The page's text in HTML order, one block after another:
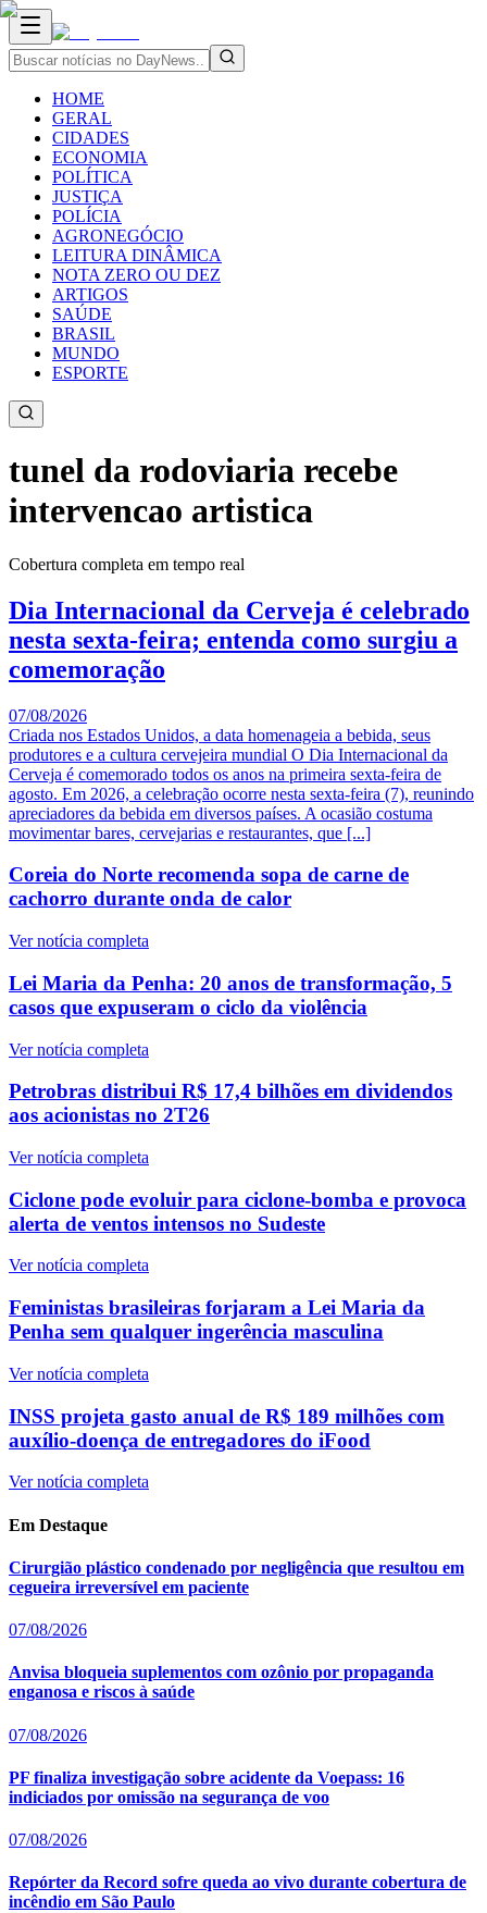
HOME
GERAL
CIDADES
ECONOMIA
POLÍTICA
JUSTIÇA
POLÍCIA
AGRONEGÓCIO
LEITURA DINÂMICA
NOTA ZERO OU DEZ
ARTIGOS
SAÚDE
BRASIL
MUNDO
ESPORTE
tunel da rodoviaria recebe
intervencao artistica
Cobertura completa em tempo real
Dia Internacional da Cerveja é celebrado
nesta sexta-feira; entenda como surgiu a
comemoração
07/08/2026
Criada nos Estados Unidos, a data homenageia a bebida, seus
produtores e a cultura cervejeira mundial O Dia Internacional da
Cerveja é comemorado todos os anos na primeira sexta-feira de
agosto. Em 2026, a celebração ocorre nesta sexta-feira (7), reunindo
apreciadores da bebida em diversos países. A ocasião costuma
movimentar bares, cervejarias e restaurantes, que [...]
Coreia do Norte recomenda sopa de carne de
cachorro durante onda de calor
Ver notícia completa
Lei Maria da Penha: 20 anos de transformação, 5
casos que expuseram o ciclo da violência
Ver notícia completa
Petrobras distribui R$ 17,4 bilhões em dividendos
aos acionistas no 2T26
Ver notícia completa
Ciclone pode evoluir para ciclone-bomba e provoca
alerta de ventos intensos no Sudeste
Ver notícia completa
Feministas brasileiras forjaram a Lei Maria da
Penha sem qualquer ingerência masculina
Ver notícia completa
INSS projeta gasto anual de R$ 189 milhões com
auxílio-doença de entregadores do iFood
Ver notícia completa
Em Destaque
Cirurgião plástico condenado por negligência que resultou em
cegueira irreversível em paciente
07/08/2026
Anvisa bloqueia suplementos com ozônio por propaganda
enganosa e riscos à saúde
07/08/2026
PF finaliza investigação sobre acidente da Voepass: 16
indiciados por omissão na segurança de voo
07/08/2026
Repórter da Record sofre queda ao vivo durante cobertura de
incêndio em São Paulo